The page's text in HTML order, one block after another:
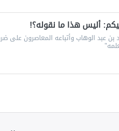
أليس هذا ما نقوله؟!
عبد الوهاب وأتباعه المعاصرون على